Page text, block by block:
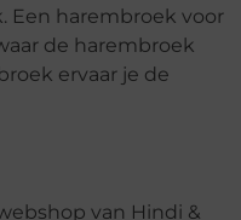
Een harembroek voor
de harembroek
ervaar je de
van Hindi &